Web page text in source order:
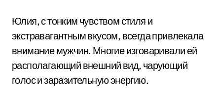
Юлия, с тонким чувством стиля и
экстравагантным вкусом, всегда привлекала
внимание мужчин. Многие изговаривали ей
располагающий внешний вид, чарующий
голос и заразительную энергию.